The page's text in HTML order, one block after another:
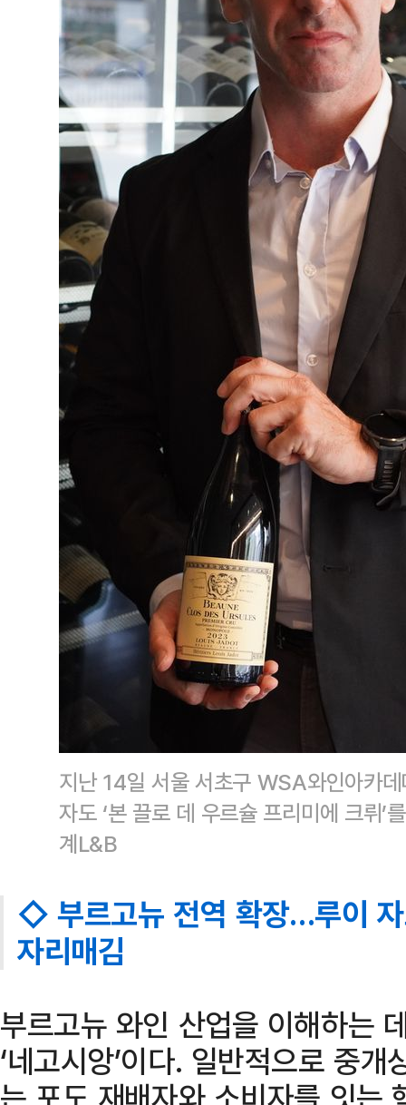
지난 14일 서울 서초구 WSA와인아카
자도 ‘본 끌로 데 우르슐 프리미에 크뤼
계L&B
◇ 부르고뉴 전역 확장…루이
자리매김
부르고뉴 와인 산업을 이해하는
‘네고시앙’이다. 일반적으로 중
는 포도 재배자와 소비자를 잇는